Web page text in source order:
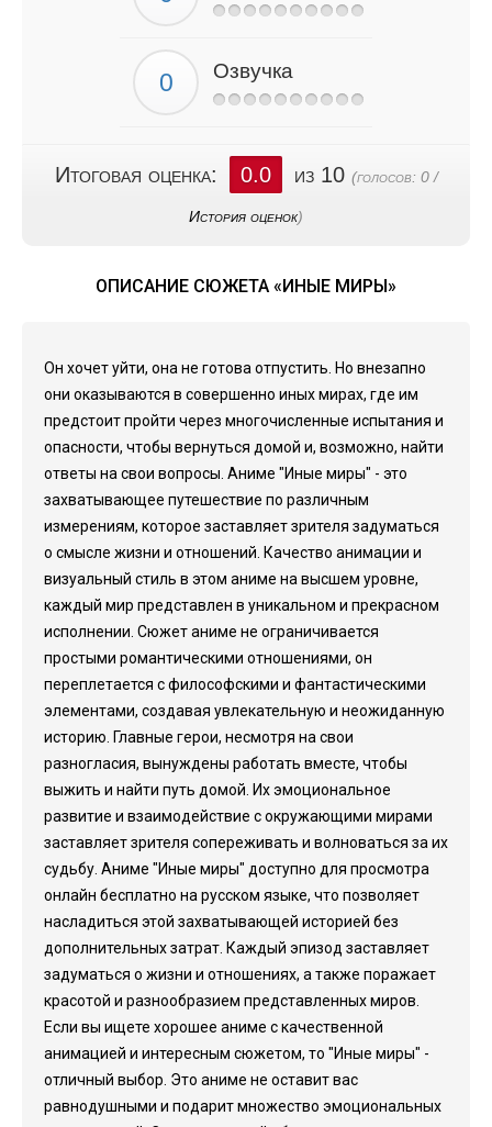
Озвучка
Итоговая оценка: 0.0 из 10 (голосов: 0/
История оценок)
ОПИСАНИЕ СЮЖЕТА «ИНЫЕ МИРЫ»
Он хочет уйти, она не готова отпустить. Но внезапно
они оказываются в совершенно иных мирах, где им
предстоит пройти через многочисленные испытания и
опасности, чтобы вернуться домой и, возможно, найти
ответы на свои вопросы. Аниме "Иные миры" - это
захватывающее путешествие по различным
измерениям, которое заставляет зрителя задуматься
о смысле жизни и отношений. Качество анимации и
визуальный стиль в этом аниме на высшем уровне,
каждый мир представлен в уникальном и прекрасном
исполнении. Сюжет аниме не ограничивается
простыми романтическими отношениями, он
переплетается с философскими и фантастическими
элементами, создавая увлекательную и неожиданную
историю. Главные герои, несмотря на свои
разногласия, вынуждены работать вместе, чтобы
выжить и найти путь домой. Их эмоциональное
развитие и взаимодействие с окружающими мирами
заставляет зрителя сопереживать и волноваться за их
судьбу. Аниме "Иные миры" доступно для просмотра
онлайн бесплатно на русском языке, что позволяет
насладиться этой захватывающей историей без
дополнительных затрат. Каждый эпизод заставляет
задуматься о жизни и отношениях, а также поражает
красотой и разнообразием представленных миров.
Если вы ищете хорошее аниме с качественной
анимацией и интересным сюжетом, то "Иные миры" -
отличный выбор. Это аниме не оставит вас
равнодушными и подарит множество эмоциональных